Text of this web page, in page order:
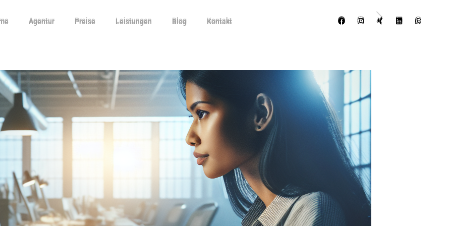
Agentur Preise Leistungen Blog Kontakt
Agentur Preise Leistungen Blog Kontakt